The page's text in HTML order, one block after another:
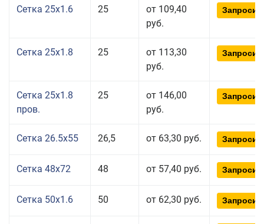
Сетка 25x1.6 25
от 109,40
руб.
Сетка 25x1.8 25
от 113,30
руб.
Сетка 25x1.8
пров.
25
от 146,00
руб.
Сетка 26.5x55 26,5 от 63,30 руб.
Сетка 48x72 48 от 57,40 руб.
Сетка 50x1.6 50 от 62,30 руб.